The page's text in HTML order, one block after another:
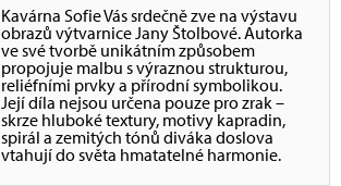
Kavárna Sofie Vás srdečně zve na výstavu
obrazů výtvarnice Jany Štolbové. Autorka
ve své tvorbě unikátním způsobem
propojuje malbu s výraznou strukturou,
reliéfními prvky a přírodní symbolikou.
Její díla nejsou určena pouze pro zrak –
skrze hluboké textury, motivy kapradin,
spirál a zemitých tónů diváka doslova
vtahují do světa hmatatelné harmonie.